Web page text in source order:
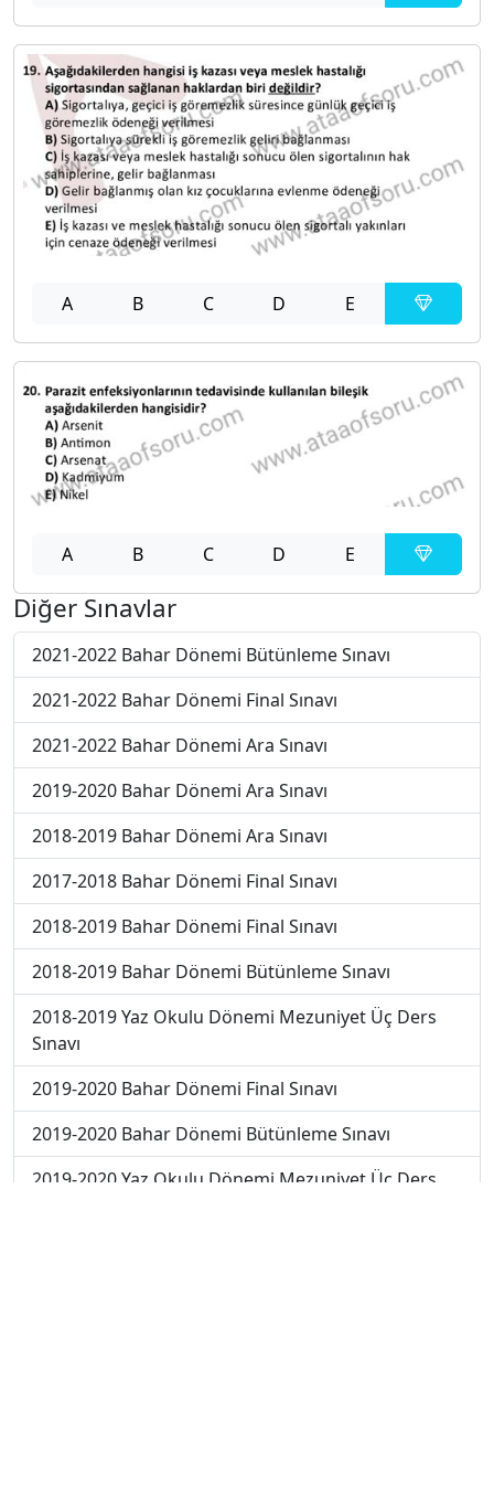
A B C D E
A B C D E
Diğer Sınavlar
2021-2022 Bahar Dönemi Bütünleme Sınavı
2021-2022 Bahar Dönemi Final Sınavı
2021-2022 Bahar Dönemi Ara Sınavı
2019-2020 Bahar Dönemi Ara Sınavı
2018-2019 Bahar Dönemi Ara Sınavı
2017-2018 Bahar Dönemi Final Sınavı
2018-2019 Bahar Dönemi Final Sınavı
2018-2019 Bahar Dönemi Bütünleme Sınavı
2018-2019 Yaz Okulu Dönemi Mezuniyet Üç Ders
Sınavı
2019-2020 Bahar Dönemi Final Sınavı
2019-2020 Bahar Dönemi Bütünleme Sınavı
2019-2020 Yaz Okulu Dönemi Mezuniyet Üç Ders